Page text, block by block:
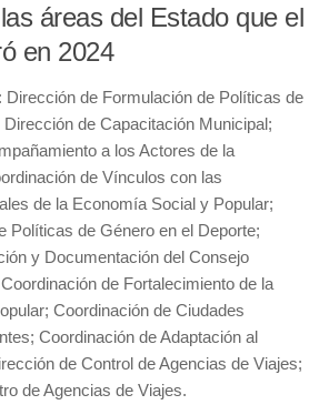
áreas del Estado que el
en 2024
Dirección de Formulación de Políticas de
de Capacitación Municipal;
a los Actores de la
de Vínculos con las
de la Economía Social y Popular;
Políticas de Género en el Deporte;
y Documentación del Consejo
de Fortalecimiento de la
Coordinación de Ciudades
Coordinación de Adaptación al
de Control de Agencias de Viajes;
de Agencias de Viajes.